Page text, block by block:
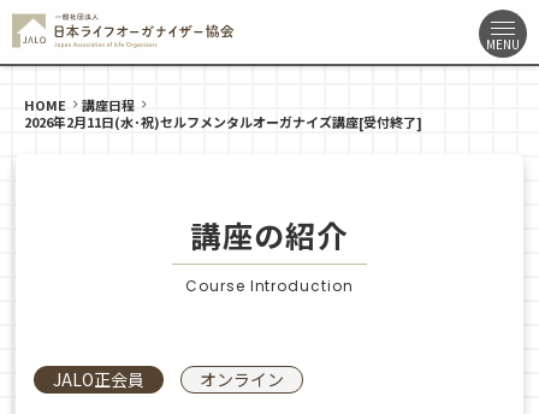
HOME
講座日程
2026年2月11日(水･祝)セルフメンタルオーガナイズ講座[受付終了]
講座の紹介
Course Introduction
JALO正会員 オンライン